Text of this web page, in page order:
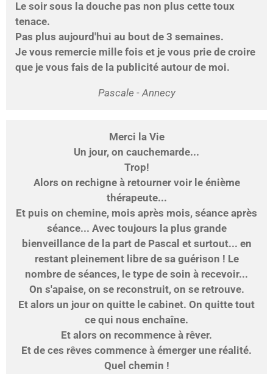
Le soir sous la douche pas non plus cette toux
tenace.
Pas plus aujourd'hui au bout de 3 semaines.
Je vous remercie mille fois et je vous prie de croire
que je vous fais de la publicité autour de moi.
Pascale - Annecy
Merci la Vie
Un jour, on cauchemarde...
Trop!
Alors on rechigne à retourner voir le énième
thérapeute...
Et puis on chemine, mois après mois, séance après
séance... Avec toujours la plus grande
bienveillance de la part de Pascal et surtout... en
restant pleinement libre de sa guérison ! Le
nombre de séances, le type de soin à recevoir...
On s'apaise, on se reconstruit, on se retrouve.
Et alors un jour on quitte le cabinet. On quitte tout
ce qui nous enchaîne.
Et alors on recommence à rêver.
Et de ces rêves commence à émerger une réalité.
Quel chemin !